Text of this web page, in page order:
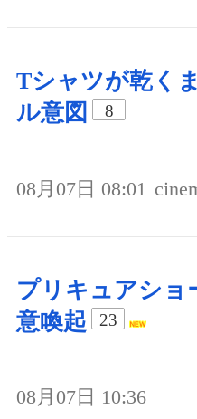
Tシャツが乾く
ル意図
8
08月07日 08:01
プリキュアショ
意喚起
23
08月07日 10:36